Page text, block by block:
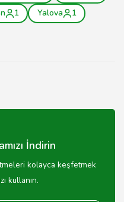
1 Yalova
1
İndirin
kolayca keşfetmek
kullanın.